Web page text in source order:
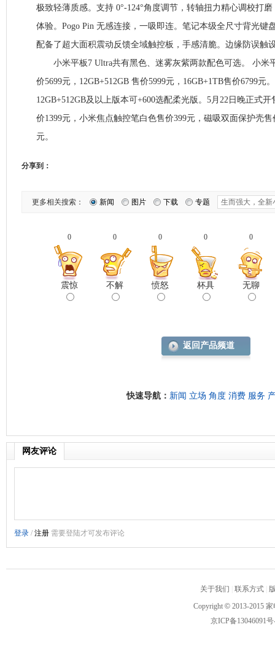
极致轻薄质感。支持 0°-124°角度调节，转轴扭力精心调校打
体验。Pogo Pin 无感连接，一吸即连。笔记本级全尺寸背光键
配备了超大面积震动反馈全域触控板，手感清脆。边缘防误触
小米平板7 Ultra共有黑色、迷雾灰紫两款配色可选。 小米平
价5699元，12GB+512GB 售价5999元，16GB+1TB售价6799元
12GB+512GB及以上版本可+600选配柔光版。5月22日晚正式
价1399元，小米焦点触控笔白色售价399元，磁吸双面保护壳
元。
分享到：
更多相关搜索： 新闻 图片 下载 专题
0
震惊
0
不解
0
愤怒
0
杯具
0
无聊
返回产品频道
快速导航： 新闻 立场 角度 消费 服务
网友评论
关于我们 联系方式
Copyright © 2013-2015
京ICP备13046091号